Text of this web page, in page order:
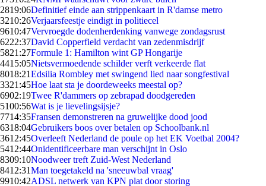
2819:06Definitief einde aan strippenkaart in R'damse metro
3210:26Verjaarsfeestje eindigt in politiecel
9610:47Vervroegde dodenherdenking vanwege zondagsrust
6222:37David Copperfield verdacht van zedenmisdrijf
5821:27Formule 1: Hamilton wint GP Hongarije
4415:05Nietsvermoedende schilder verft verkeerde flat
8018:21Edsilia Rombley met swingend lied naar songfestival
3321:45Hoe laat sta je doordeweeks meestal op?
6902:19Twee R'dammers op zebrapad doodgereden
5100:56Wat is je lievelingsijsje?
7714:35Fransen demonstreren na gruwelijke dood jood
6318:04Gebruikers boos over betalen op Schoolbank.nl
3612:45Overleeft Nederland de poule op het EK Voetbal 2004?
5412:44Onidentificeerbare man verschijnt in Oslo
8309:10Noodweer treft Zuid-West Nederland
8412:31Man toegetakeld na 'sneeuwbal vraag'
9910:42ADSL netwerk van KPN plat door storing